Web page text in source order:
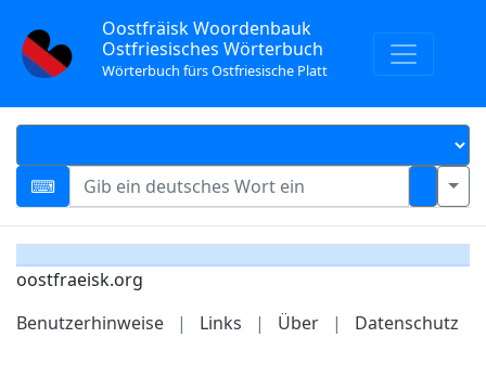
Oostfräisk Woordenbauk
Ostfriesisches Wörterbuch
Wörterbuch fürs Ostfriesische Platt
oostfraeisk.org
Benutzerhinweise
| Links | Über | Datenschutz